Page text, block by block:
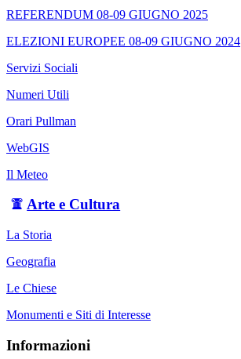
REFERENDUM 08-09 GIUGNO 2025
ELEZIONI EUROPEE 08-09 GIUGNO 2024
Servizi Sociali
Numeri Utili
Orari Pullman
WebGIS
Il Meteo
Arte e Cultura
La Storia
Geografia
Le Chiese
Monumenti e Siti di Interesse
Informazioni